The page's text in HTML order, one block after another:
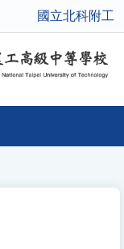
國立北科附工